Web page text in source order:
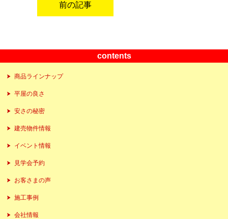
前の記事
contents
商品ラインナップ
平屋の良さ
安さの秘密
建売物件情報
イベント情報
見学会予約
お客さまの声
施工事例
会社情報